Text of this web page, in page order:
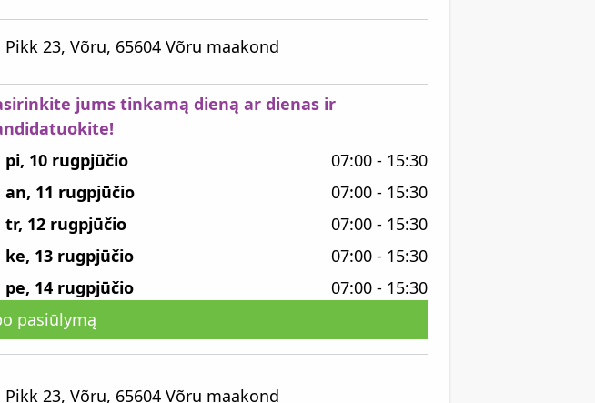
jums tinkamą dieną ar dienas ir
pi, 10 rugpjūčio
07:00 - 15:30
an, 11 rugpjūčio
07:00 - 15:30
tr, 12 rugpjūčio
07:00 - 15:30
ke, 13 rugpjūčio
07:00 - 15:30
pe, 14 rugpjūčio
07:00 - 15:30
Pikk 23, Võru, 65604 Võru maakond
pasiūlymą
Pikk 23, Võru, 65604 Võru maakond